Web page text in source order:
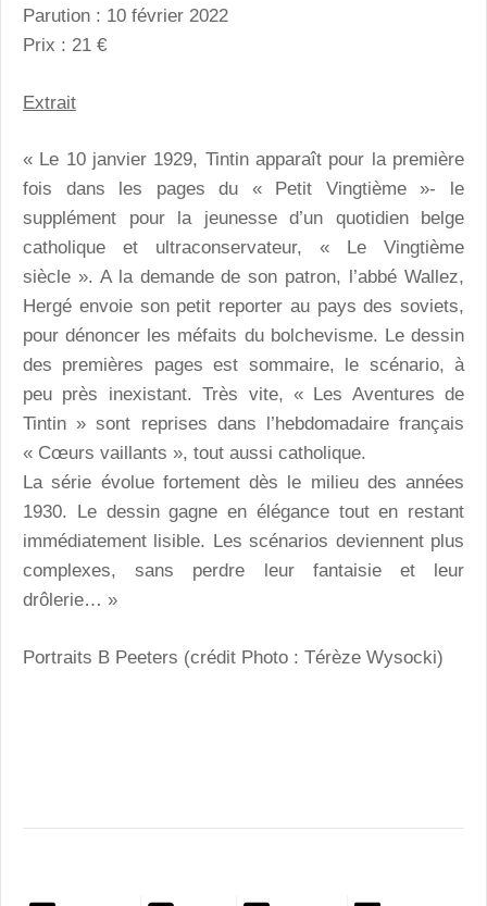
Parution : 10 février 2022
Prix : 21 €
Extrait
« Le 10 janvier 1929, Tintin apparaît pour la première
fois dans les pages du « Petit Vingtième »- le
supplément pour la jeunesse d’un quotidien belge
catholique et ultraconservateur, « Le Vingtième
siècle ». A la demande de son patron, l’abbé Wallez,
Hergé envoie son petit reporter au pays des soviets,
pour dénoncer les méfaits du bolchevisme. Le dessin
des premières pages est sommaire, le scénario, à
peu près inexistant. Très vite, « Les Aventures de
Tintin » sont reprises dans l’hebdomadaire français
« Cœurs vaillants », tout aussi catholique.
La série évolue fortement dès le milieu des années
1930. Le dessin gagne en élégance tout en restant
immédiatement lisible. Les scénarios deviennent plus
complexes, sans perdre leur fantaisie et leur
drôlerie… »
Portraits B Peeters (crédit Photo : Térèze Wysocki)